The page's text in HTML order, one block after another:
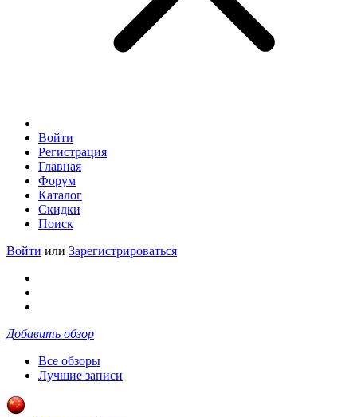
Войти
Регистрация
Главная
Форум
Каталог
Скидки
Поиск
Войти или Зарегистрироваться
Добавить обзор
Все обзоры
Лучшие записи